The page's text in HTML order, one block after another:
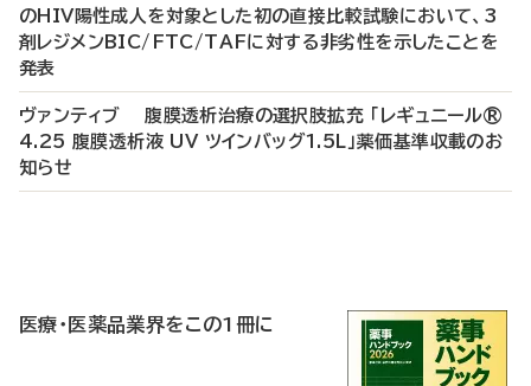
のHIV陽性成人を対象とした初の直接比較試験において、3
剤レジメンBIC/FTC/TAFに対する非劣性を示したことを
発表
ヴァンティブ 腹膜透析治療の選択肢拡充 「レギュニール®
4.25 腹膜透析液 UV ツインバッグ1.5L」薬価基準収載のお
知らせ
医療・医薬品業界をこの1冊に